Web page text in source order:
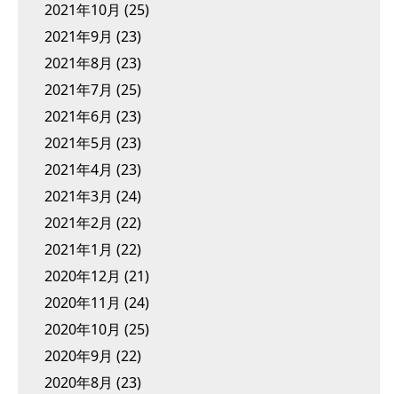
2021年10月 (25)
2021年9月 (23)
2021年8月 (23)
2021年7月 (25)
2021年6月 (23)
2021年5月 (23)
2021年4月 (23)
2021年3月 (24)
2021年2月 (22)
2021年1月 (22)
2020年12月 (21)
2020年11月 (24)
2020年10月 (25)
2020年9月 (22)
2020年8月 (23)